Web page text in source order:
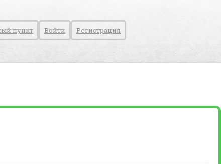
пункт Войти Регистрация